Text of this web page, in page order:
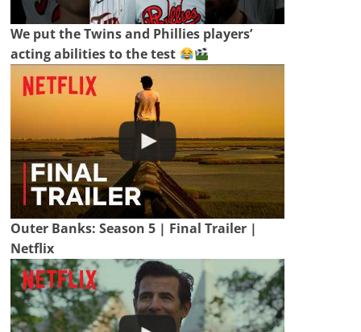
We put the Twins and Phillies players’
acting abilities to the test
Outer Banks: Season 5 | Final Trailer |
Netflix